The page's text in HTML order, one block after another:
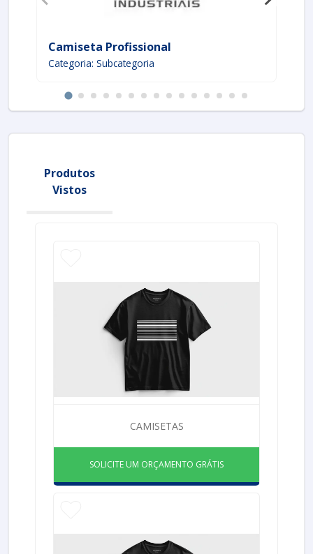
Camiseta Profissional
Categoria: Subcategoria
Produtos
Vistos
CAMISETAS
SOLICITE UM ORÇAMENTO GRÁTIS